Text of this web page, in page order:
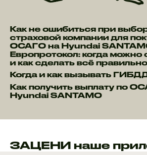
Как не ошибиться при
страховой компании для
ОСАГО на Hyundai
Европротокол: когда
и как сделать всё правильно
Когда и как вызывать
Как получить выплату по
Hyundai SANTAMO
ЗАЦЕНИ наше